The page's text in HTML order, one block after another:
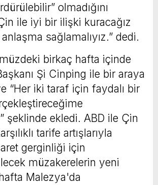
olmadığını
ile iyi bir ilişki kuracağız
sağlamalıyız.” dedi.
birkaç hafta içinde
Şi Cinping ile bir araya
“Her iki taraf için faydalı bir
şeklinde ekledi. ABD ile Çin
tarife artışlarıyla
gerginliği için
müzakerelerin yeni
Malezya'da